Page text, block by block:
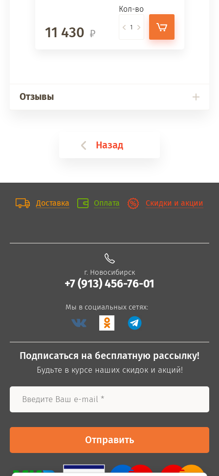
11 430
Кол-во
Отзывы
Назад
Доставка Оплата Скидки и акции
г. Новосибирск
+7 (913) 456-76-01
Мы в социальных сетях:
Подписаться на бесплатную рассылку!
Будьте в курсе наших скидок и акций!
Отправить